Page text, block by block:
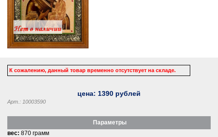
К сожалению, данный товар временно отсутствует на складе.
цена: 1390 рублей
Арт.: 10003590
Параметры
вес: 870 грамм